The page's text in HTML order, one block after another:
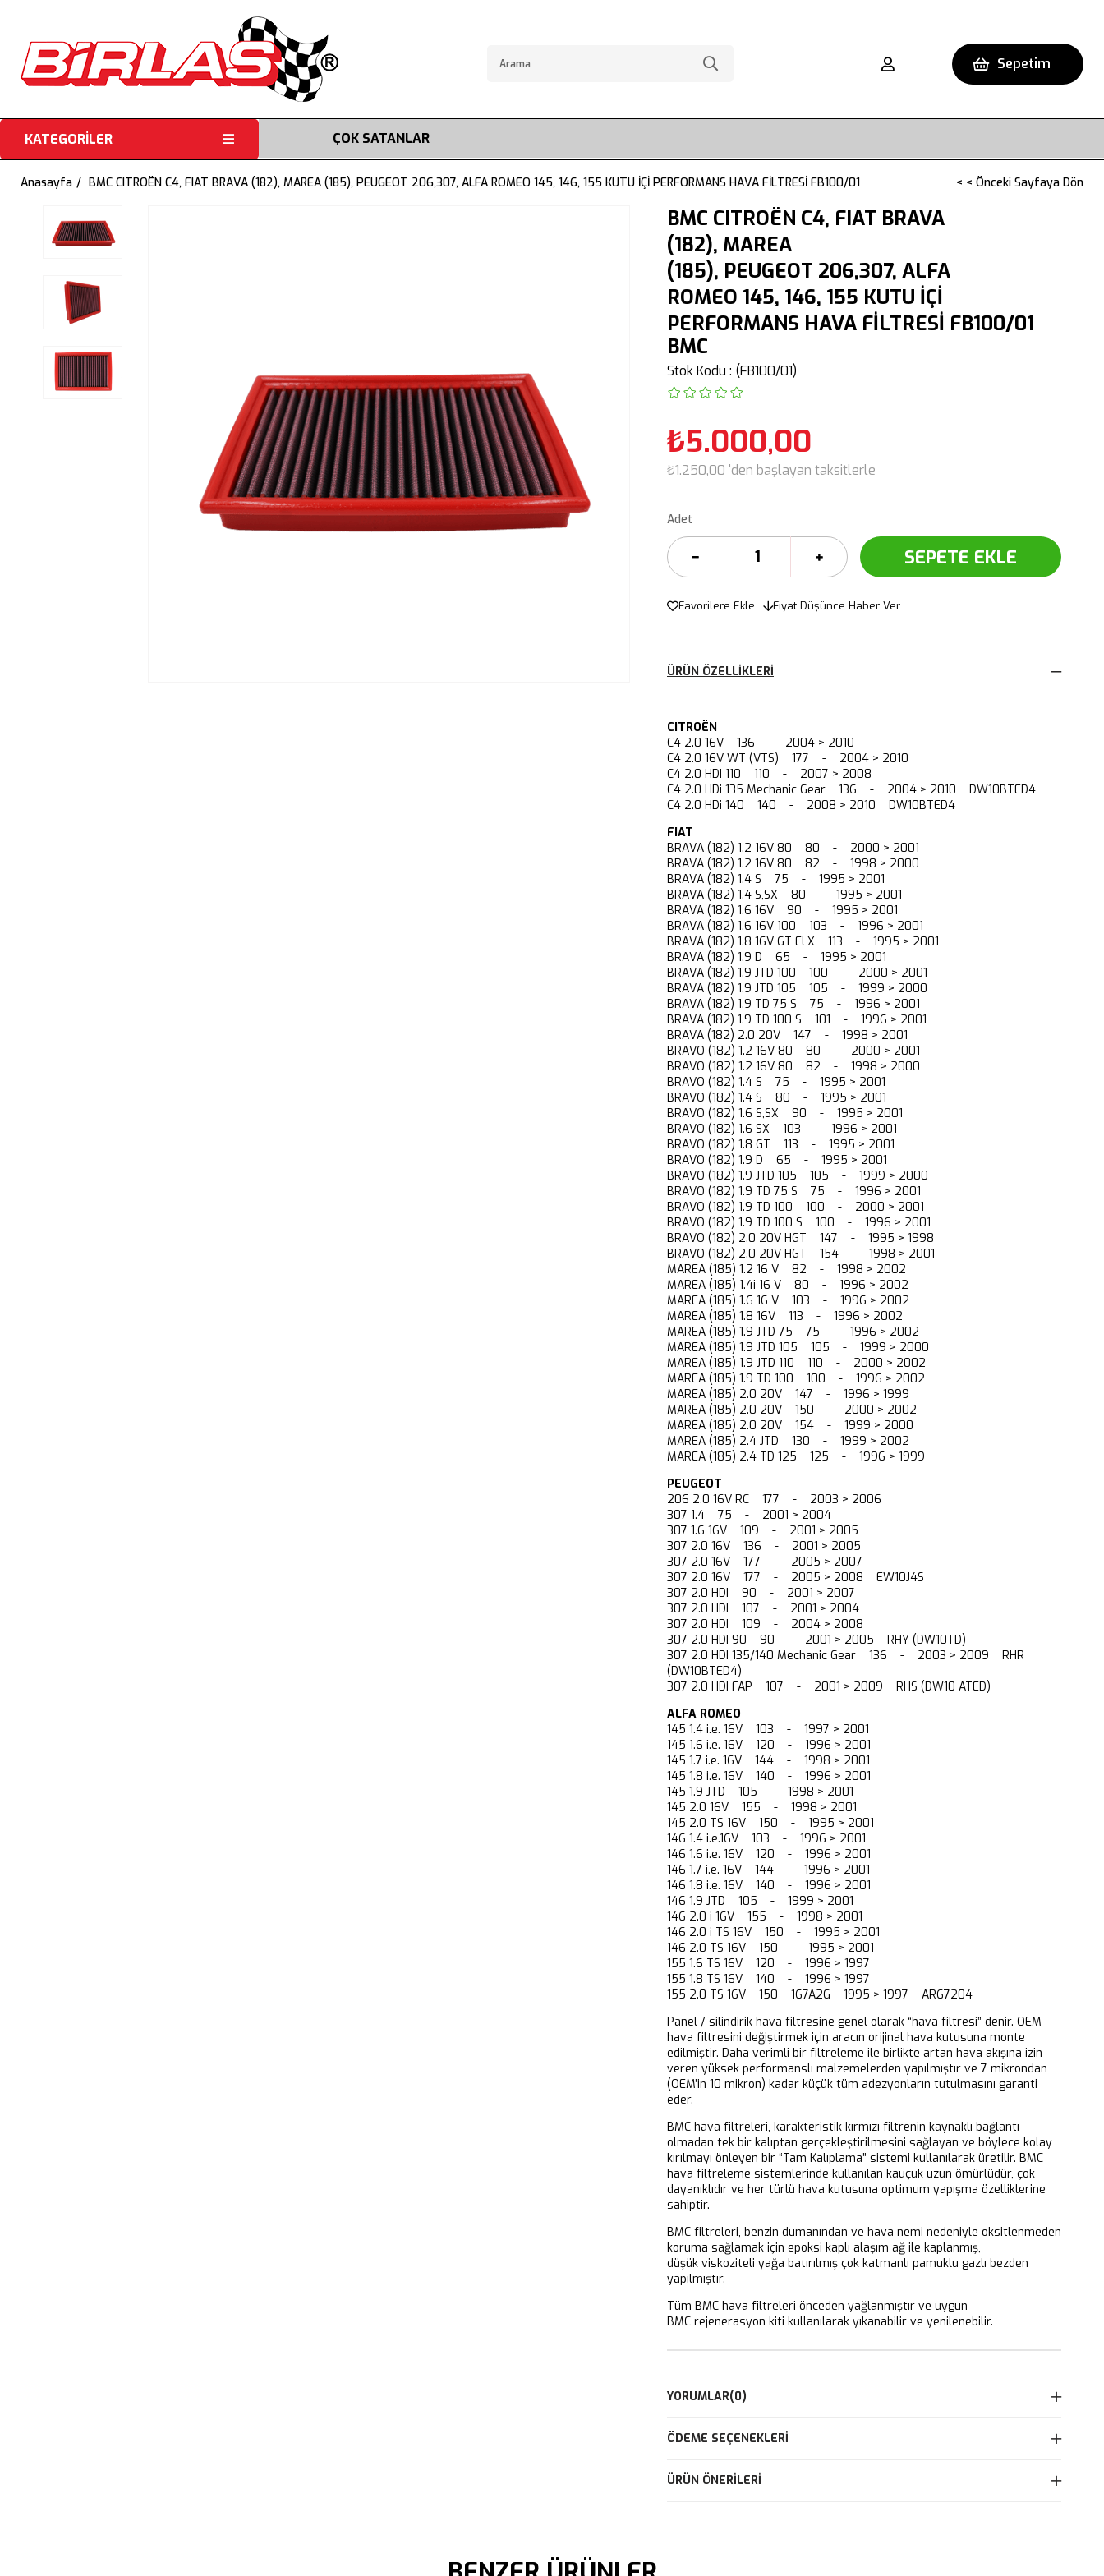
Sepetim
KATEGORİLER ÇOK SATANLAR
Anasayfa BMC CITROËN C4, FIAT BRAVA (182), MAREA (185), PEUGEOT 206,307, ALFA ROMEO 145, 146, 155 KUTU İÇİ PERFORMANS HAVA FİLTRESİ FB100/01 < < Önceki Sayfaya Dön
BMC CITROËN C4, FIAT BRAVA
(182), MAREA
(185), PEUGEOT 206,307, ALFA
ROMEO 145, 146, 155 KUTU İÇİ
PERFORMANS HAVA FİLTRESİ FB100/01
BMC
Stok Kodu (FB100/01)
₺5.000,00
₺1.250,00 'den başlayan taksitlerle
Adet
Favorilere Ekle Fiyat Düşünce Haber Ver
ÜRÜN ÖZELLIKLERI
CITROËN
C4 2.0 16V 136 - 2004 > 2010
C4 2.0 16V WT (VTS) 177 - 2004 > 2010
C4 2.0 HDI 110 110 - 2007 > 2008
C4 2.0 HDi 135 Mechanic Gear 136 - 2004 > 2010 DW10BTED4
C4 2.0 HDi 140 140 - 2008 > 2010 DW10BTED4
FIAT
BRAVA (182) 1.2 16V 80 80 - 2000 > 2001
BRAVA (182) 1.2 16V 80 82 - 1998 > 2000
BRAVA (182) 1.4 S 75 - 1995 > 2001
BRAVA (182) 1.4 S,SX 80 - 1995 > 2001
BRAVA (182) 1.6 16V 90 - 1995 > 2001
BRAVA (182) 1.6 16V 100 103 - 1996 > 2001
BRAVA (182) 1.8 16V GT ELX 113 - 1995 > 2001
BRAVA (182) 1.9 D 65 - 1995 > 2001
BRAVA (182) 1.9 JTD 100 100 - 2000 > 2001
BRAVA (182) 1.9 JTD 105 105 - 1999 > 2000
BRAVA (182) 1.9 TD 75 S 75 - 1996 > 2001
BRAVA (182) 1.9 TD 100 S 101 - 1996 > 2001
BRAVA (182) 2.0 20V 147 - 1998 > 2001
BRAVO (182) 1.2 16V 80 80 - 2000 > 2001
BRAVO (182) 1.2 16V 80 82 - 1998 > 2000
BRAVO (182) 1.4 S 75 - 1995 > 2001
BRAVO (182) 1.4 S 80 - 1995 > 2001
BRAVO (182) 1.6 S,SX 90 - 1995 > 2001
BRAVO (182) 1.6 SX 103 - 1996 > 2001
BRAVO (182) 1.8 GT 113 - 1995 > 2001
BRAVO (182) 1.9 D 65 - 1995 > 2001
BRAVO (182) 1.9 JTD 105 105 - 1999 > 2000
BRAVO (182) 1.9 TD 75 S 75 - 1996 > 2001
BRAVO (182) 1.9 TD 100 100 - 2000 > 2001
BRAVO (182) 1.9 TD 100 S 100 - 1996 > 2001
BRAVO (182) 2.0 20V HGT 147 - 1995 > 1998
BRAVO (182) 2.0 20V HGT 154 - 1998 > 2001
MAREA (185) 1.2 16 V 82 - 1998 > 2002
MAREA (185) 1.4i 16 V 80 - 1996 > 2002
MAREA (185) 1.6 16 V 103 - 1996 > 2002
MAREA (185) 1.8 16V 113 - 1996 > 2002
MAREA (185) 1.9 JTD 75 75 - 1996 > 2002
MAREA (185) 1.9 JTD 105 105 - 1999 > 2000
MAREA (185) 1.9 JTD 110 110 - 2000 > 2002
MAREA (185) 1.9 TD 100 100 - 1996 > 2002
MAREA (185) 2.0 20V 147 - 1996 > 1999
MAREA (185) 2.0 20V 150 - 2000 > 2002
MAREA (185) 2.0 20V 154 - 1999 > 2000
MAREA (185) 2.4 JTD 130 - 1999 > 2002
MAREA (185) 2.4 TD 125 125 - 1996 > 1999
PEUGEOT
206 2.0 16V RC 177 - 2003 > 2006
307 1.4 75 - 2001 > 2004
307 1.6 16V 109 - 2001 > 2005
307 2.0 16V 136 - 2001 > 2005
307 2.0 16V 177 - 2005 > 2007
307 2.0 16V 177 - 2005 > 2008 EW10J4S
307 2.0 HDI 90 - 2001 > 2007
307 2.0 HDI 107 - 2001 > 2004
307 2.0 HDI 109 - 2004 > 2008
307 2.0 HDI 90 90 - 2001 > 2005 RHY (DW10TD)
307 2.0 HDI 135/140 Mechanic Gear 136 - 2003 > 2009 RHR
(DW10BTED4)
307 2.0 HDI FAP 107 - 2001 > 2009 RHS (DW10 ATED)
ALFA ROMEO
145 1.4 i.e. 16V 103 - 1997 > 2001
145 1.6 i.e. 16V 120 - 1996 > 2001
145 1.7 i.e. 16V 144 - 1998 > 2001
145 1.8 i.e. 16V 140 - 1996 > 2001
145 1.9 JTD 105 - 1998 > 2001
145 2.0 16V 155 - 1998 > 2001
145 2.0 TS 16V 150 - 1995 > 2001
146 1.4 i.e.16V 103 - 1996 > 2001
146 1.6 i.e. 16V 120 - 1996 > 2001
146 1.7 i.e. 16V 144 - 1996 > 2001
146 1.8 i.e. 16V 140 - 1996 > 2001
146 1.9 JTD 105 - 1999 > 2001
146 2.0 i 16V 155 - 1998 > 2001
146 2.0 i TS 16V 150 - 1995 > 2001
146 2.0 TS 16V 150 - 1995 > 2001
155 1.6 TS 16V 120 - 1996 > 1997
155 1.8 TS 16V 140 - 1996 > 1997
155 2.0 TS 16V 150 167A2G 1995 > 1997 AR67204
Panel / silindirik hava filtresine genel olarak “hava filtresi” denir. OEM
hava filtresini değiştirmek için aracın orijinal hava kutusuna monte
edilmiştir. Daha verimli bir filtreleme ile birlikte artan hava akışına izin
veren yüksek performanslı malzemelerden yapılmıştır ve 7 mikrondan
(OEM’in 10 mikron) kadar küçük tüm adezyonların tutulmasını garanti
eder.
BMC hava filtreleri, karakteristik kırmızı filtrenin kaynaklı bağlantı
olmadan tek bir kalıptan gerçekleştirilmesini sağlayan ve böylece kolay
kırılmayı önleyen bir “Tam Kalıplama” sistemi kullanılarak üretilir. BMC
hava filtreleme sistemlerinde kullanılan kauçuk uzun ömürlüdür, çok
dayanıklıdır ve her türlü hava kutusuna optimum yapışma özelliklerine
sahiptir.
BMC filtreleri, benzin dumanından ve hava nemi nedeniyle oksitlenmeden
koruma sağlamak için epoksi kaplı alaşım ağ ile kaplanmış,
düşük viskoziteli yağa batırılmış çok katmanlı pamuklu gazlı bezden
yapılmıştır.
Tüm BMC hava filtreleri önceden yağlanmıştır ve uygun
BMC rejenerasyon kiti kullanılarak yıkanabilir ve yenilenebilir.
YORUMLAR(0)
ÖDEME SEÇENEKLERI
ÜRÜN ÖNERILERI